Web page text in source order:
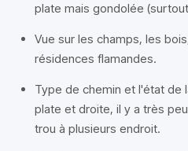
plate mais gondolée
Vue sur les champs, les
résidences flamandes.
Type de chemin et l'état de
plate et droite, il y a très
trou à plusieurs endroit.